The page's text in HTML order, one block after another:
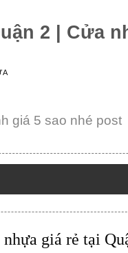
2 | Cửa
giá 5 sao nhé post
nhựa giá rẻ tại